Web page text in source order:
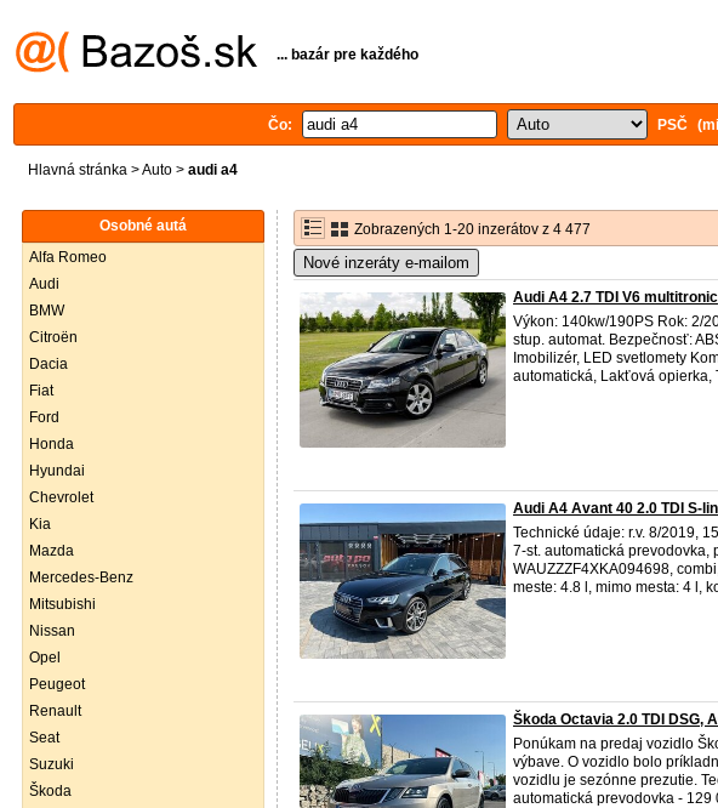
... bazár pre každého
Čo: PSČ
Hlavná stránka >Auto > audi a4
Osobné autá
Alfa Romeo
Audi
BMW
Citroën
Dacia
Fiat
Ford
Honda
Hyundai
Chevrolet
Kia
Mazda
Mercedes-Benz
Mitsubishi
Nissan
Opel
Peugeot
Renault
Seat
Suzuki
Škoda
Zobrazených 1-20 inzerátov z 4 477
Nové inzeráty e-mailom
Audi A4 2.7 TDI V6 multitronic
Výkon: 140kw/190PS Rok: 2/
stup. automat. Bezpečnosť:
Imobilizér, LED svetlomety
automatická, Lakťová opierka,
Audi A4 Avant 40 2.0 TDI S-
Technické údaje: r.v. 8/2019,
7-st. automatická prevodovka,
WAUZZZF4XKA094698,
meste: 4.8 l, mimo mesta: 4 l,
Škoda Octavia 2.0 TDI DSG,
Ponúkam na predaj vozidlo
výbave. O vozidlo bolo
vozidlu je sezónne prezutie.
automatická prevodovka -